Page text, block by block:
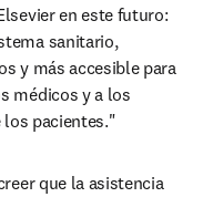
en este futuro:
sanitario,
y más accesible para
médicos y a los
pacientes."
que la asistencia